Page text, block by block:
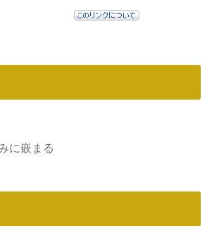
に嵌まる